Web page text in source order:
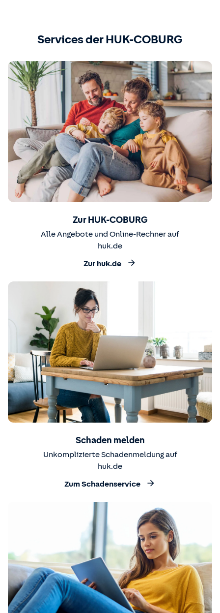
Services der HUK-COBURG
Zur HUK-COBURG
Alle Angebote und Online-Rechner auf
huk.de
Zur huk.de
Schaden melden
Unkomplizierte Schadenmeldung auf
huk.de
Zum Schadenservice